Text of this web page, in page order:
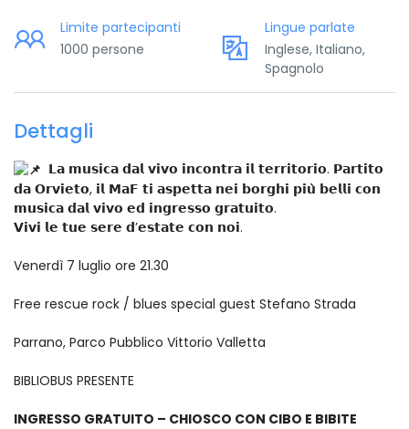
Limite partecipanti
1000 persone
Lingue parlate
Inglese, Italiano,
Spagnolo
Dettagli
𝗟𝗮 𝗺𝘂𝘀𝗶𝗰𝗮 𝗱𝗮𝗹 𝘃𝗶𝘃𝗼 𝗶𝗻𝗰𝗼𝗻𝘁𝗿𝗮 𝗶𝗹 𝘁𝗲𝗿𝗿𝗶𝘁𝗼𝗿𝗶𝗼. 𝗣𝗮𝗿𝘁𝗶𝘁𝗼
𝗱𝗮 𝗢𝗿𝘃𝗶𝗲𝘁𝗼, 𝗶𝗹 𝗠𝗮𝗙 𝘁𝗶 𝗮𝘀𝗽𝗲𝘁𝘁𝗮 𝗻𝗲𝗶 𝗯𝗼𝗿𝗴𝗵𝗶 𝗽𝗶𝘂̀ 𝗯𝗲𝗹𝗹𝗶 𝗰𝗼𝗻
𝗺𝘂𝘀𝗶𝗰𝗮 𝗱𝗮𝗹 𝘃𝗶𝘃𝗼 𝗲𝗱 𝗶𝗻𝗴𝗿𝗲𝘀𝘀𝗼 𝗴𝗿𝗮𝘁𝘂𝗶𝘁𝗼.
𝗩𝗶𝘃𝗶 𝗹𝗲 𝘁𝘂𝗲 𝘀𝗲𝗿𝗲 𝗱’𝗲𝘀𝘁𝗮𝘁𝗲 𝗰𝗼𝗻 𝗻𝗼𝗶.
Venerdì 7 luglio ore 21.30
Free rescue rock / blues special guest Stefano Strada
Parrano, Parco Pubblico Vittorio Valletta
BIBLIOBUS PRESENTE
INGRESSO GRATUITO – CHIOSCO CON CIBO E BIBITE